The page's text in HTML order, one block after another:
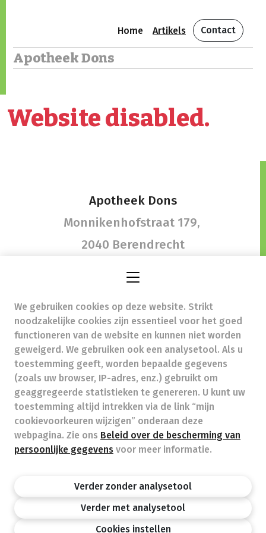
Home Artikels Contact
Apotheek Dons
Website disabled.
Apotheek Dons
Monnikenhofstraat 179,
2040 Berendrecht
apotheekdons@skynet.be - Ondernemingsnummer
(BTW nr.) (BE)0846148618
Beroepstitel: Apotheker werkzaam in België
Beroepsvereniging: Algemene Pharmaceutische
Bond autorisatienummer FAGG 110359
Valt onder toezicht van de Orde der Apothekers,
02/537.42.67, Henri Jasparlaan 94 1060 Brussel
Deontologie:
Code van de farmaceutische plichtenleer
Tarieven terugbetaalde zorg
Privacy policy
Wettelijke vermeldingen
Disclaimer
©APB
design by
We gebruiken cookies op deze website. Strikt
noodzakelijke cookies zijn essentieel voor het goed
functioneren van de website en kunnen niet worden
geweigerd. We gebruiken ook een analysetool. Als u
toestemming geeft, worden bepaalde gegevens
(zoals uw browser, IP-adres, enz.) gebruikt om
geaggregeerde statistieken te genereren. U kunt uw
toestemming altijd intrekken via de link “mijn
cookievoorkeuren wijzigen” onderaan deze
webpagina. Zie ons Beleid over de bescherming van
persoonlijke gegevens voor meer informatie.
Verder zonder analysetool
Verder met analysetool
Cookies instellen